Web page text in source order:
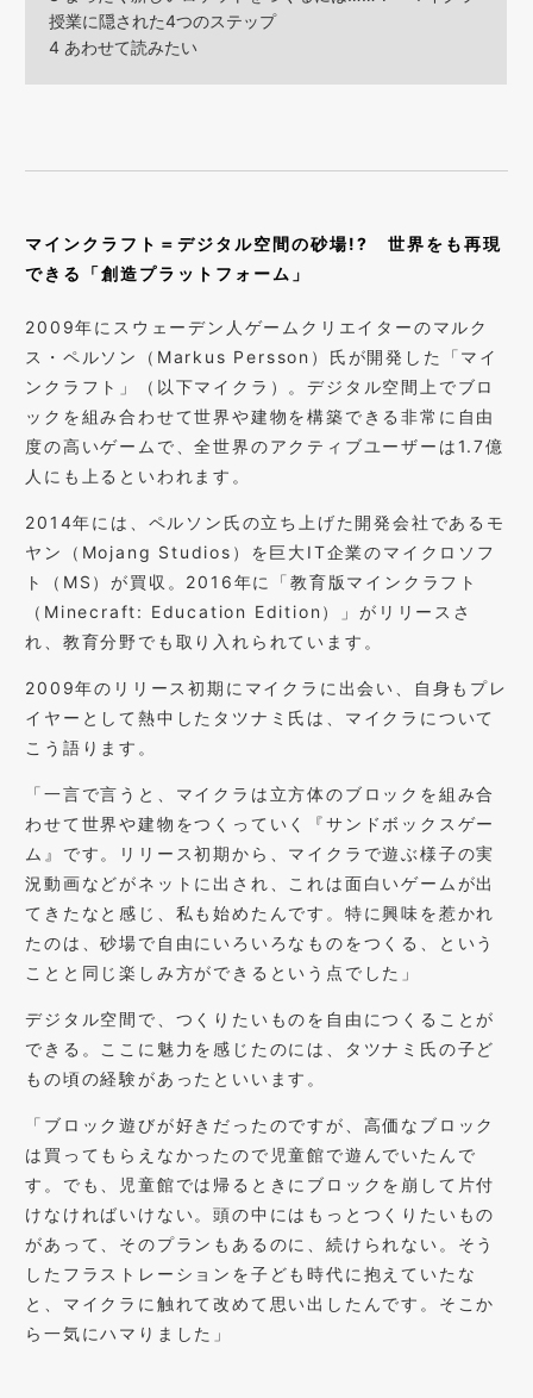
授業に隠された4つのステップ
4 あわせて読みたい
マインクラフト＝デジタル空間の砂場!? 世界をも再現
できる「創造プラットフォーム」
2009年にスウェーデン人ゲームクリエイターのマルク
ス・ペルソン（Markus Persson）氏が開発した「マイ
ンクラフト」（以下マイクラ）。デジタル空間上でブロ
ックを組み合わせて世界や建物を構築できる非常に自由
度の高いゲームで、全世界のアクティブユーザーは1.7億
人にも上るといわれます。
2014年には、ペルソン氏の立ち上げた開発会社であるモ
ヤン（Mojang Studios）を巨大IT企業のマイクロソフ
ト（MS）が買収。2016年に「教育版マインクラフト
（Minecraft: Education Edition）」がリリースさ
れ、教育分野でも取り入れられています。
2009年のリリース初期にマイクラに出会い、自身もプレ
イヤーとして熱中したタツナミ氏は、マイクラについて
こう語ります。
「一言で言うと、マイクラは立方体のブロックを組み合
わせて世界や建物をつくっていく『サンドボックスゲー
ム』です。リリース初期から、マイクラで遊ぶ様子の実
況動画などがネットに出され、これは面白いゲームが出
てきたなと感じ、私も始めたんです。特に興味を惹かれ
たのは、砂場で自由にいろいろなものをつくる、という
ことと同じ楽しみ方ができるという点でした」
デジタル空間で、つくりたいものを自由につくることが
できる。ここに魅力を感じたのには、タツナミ氏の子ど
もの頃の経験があったといいます。
「ブロック遊びが好きだったのですが、高価なブロック
は買ってもらえなかったので児童館で遊んでいたんで
す。でも、児童館では帰るときにブロックを崩して片付
けなければいけない。頭の中にはもっとつくりたいもの
があって、そのプランもあるのに、続けられない。そう
したフラストレーションを子ども時代に抱えていたな
と、マイクラに触れて改めて思い出したんです。そこか
ら一気にハマりました」